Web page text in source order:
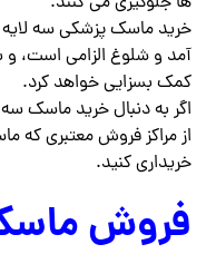
خرید ماسک پزشکی سه لایه
آمد و شلوغ الزامی است،
کمک بسزایی خواهد کرد.
اگر به دنبال خرید ماسک
از مراکز فروش معتبری که
خریداری کنید.
فروش